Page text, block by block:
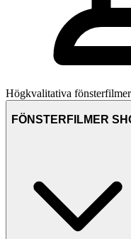
Högkvalitativa fönsterfilmer
FÖNSTERFILMER